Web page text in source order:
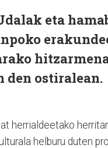
eta
den ostiralean.
herrialdeetako
helburu duten